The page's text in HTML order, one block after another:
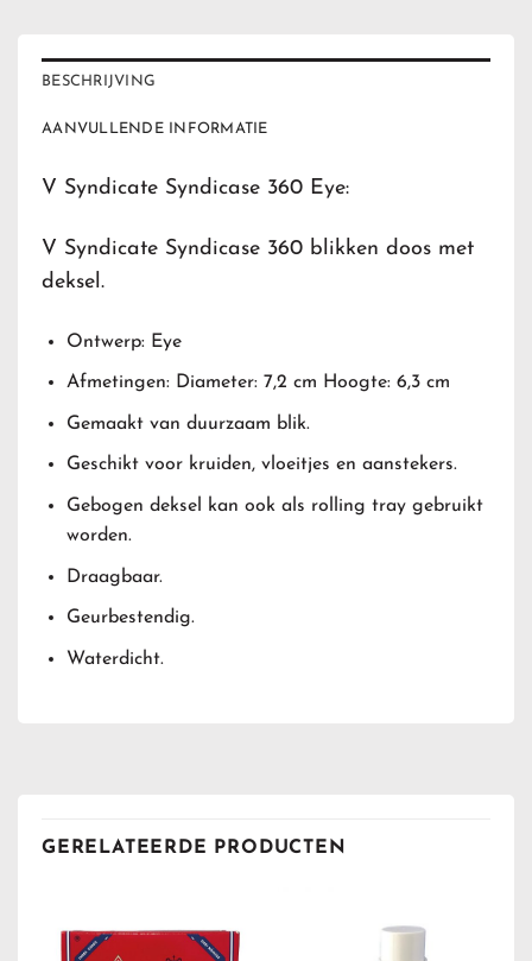
BESCHRIJVING
AANVULLENDE INFORMATIE
V Syndicate Syndicase 360 Eye:
V Syndicate Syndicase 360 blikken doos met
deksel.
Ontwerp: Eye
Afmetingen: Diameter: 7,2 cm Hoogte: 6,3 cm
Gemaakt van duurzaam blik.
Geschikt voor kruiden, vloeitjes en aanstekers.
Gebogen deksel kan ook als rolling tray gebruikt
worden.
Draagbaar.
Geurbestendig.
Waterdicht.
GERELATEERDE PRODUCTEN